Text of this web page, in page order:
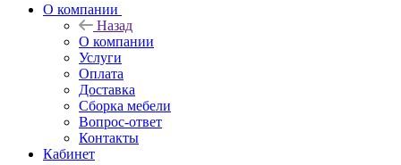
О компании
Назад
О компании
Услуги
Оплата
Доставка
Сборка мебели
Вопрос-ответ
Контакты
Кабинет